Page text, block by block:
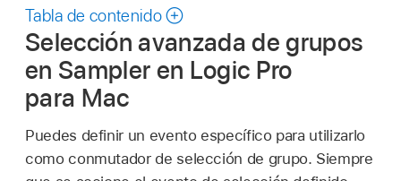
Tabla de contenido
Selección avanzada de grupos
en Sampler en Logic Pro
para Mac
Puedes definir un evento específico para utilizarlo
como conmutador de selección de grupo. Siempre